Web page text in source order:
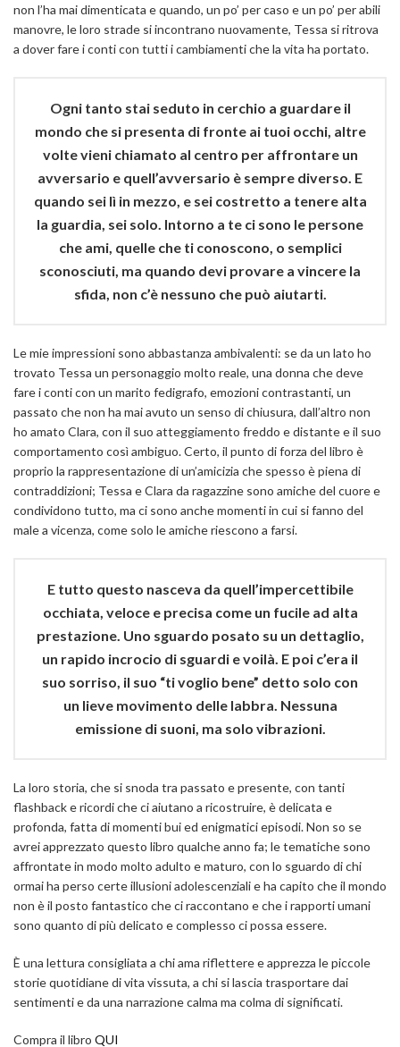
non l’ha mai dimenticata e quando, un po’ per caso e un po’ per abili
manovre, le loro strade si incontrano nuovamente, Tessa si ritrova
a dover fare i conti con tutti i cambiamenti che la vita ha portato.
Ogni tanto stai seduto in cerchio a guardare il
mondo che si presenta di fronte ai tuoi occhi, altre
volte vieni chiamato al centro per affrontare un
avversario e quell’avversario è sempre diverso. E
quando sei lì in mezzo, e sei costretto a tenere alta
la guardia, sei solo. Intorno a te ci sono le persone
che ami, quelle che ti conoscono, o semplici
sconosciuti, ma quando devi provare a vincere la
sfida, non c’è nessuno che può aiutarti.
Le mie impressioni sono abbastanza ambivalenti: se da un lato ho
trovato Tessa un personaggio molto reale, una donna che deve
fare i conti con un marito fedigrafo, emozioni contrastanti, un
passato che non ha mai avuto un senso di chiusura, dall’altro non
ho amato Clara, con il suo atteggiamento freddo e distante e il suo
comportamento così ambiguo. Certo, il punto di forza del libro è
proprio la rappresentazione di un’amicizia che spesso è piena di
contraddizioni; Tessa e Clara da ragazzine sono amiche del cuore e
condividono tutto, ma ci sono anche momenti in cui si fanno del
male a vicenza, come solo le amiche riescono a farsi.
E tutto questo nasceva da quell’impercettibile
occhiata, veloce e precisa come un fucile ad alta
prestazione. Uno sguardo posato su un dettaglio,
un rapido incrocio di sguardi e voilà. E poi c’era il
suo sorriso, il suo “ti voglio bene” detto solo con
un lieve movimento delle labbra. Nessuna
emissione di suoni, ma solo vibrazioni.
La loro storia, che si snoda tra passato e presente, con tanti
flashback e ricordi che ci aiutano a ricostruire, è delicata e
profonda, fatta di momenti bui ed enigmatici episodi. Non so se
avrei apprezzato questo libro qualche anno fa; le tematiche sono
affrontate in modo molto adulto e maturo, con lo sguardo di chi
ormai ha perso certe illusioni adolescenziali e ha capito che il mondo
non è il posto fantastico che ci raccontano e che i rapporti umani
sono quanto di più delicato e complesso ci possa essere.
È una lettura consigliata a chi ama riflettere e apprezza le piccole
storie quotidiane di vita vissuta, a chi si lascia trasportare dai
sentimenti e da una narrazione calma ma colma di significati.
Compra il libro QUI